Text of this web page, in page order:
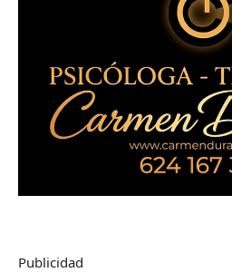
Publicidad